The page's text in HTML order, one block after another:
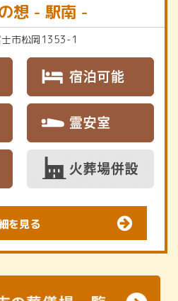
想 - 駅南 -
士市松岡1353-1
を見る